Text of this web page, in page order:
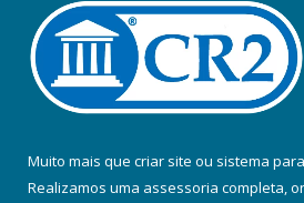
Muito mais que criar site ou sistema
Realizamos uma assessoria completa,